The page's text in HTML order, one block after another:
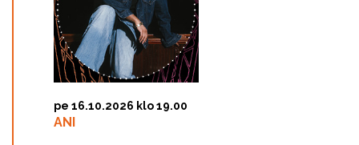
pe 16.10.2026 klo 19.00
ANI